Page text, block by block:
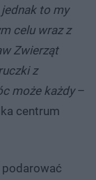
to my
celu wraz z
Zwierząt
z
może każdy–
centrum